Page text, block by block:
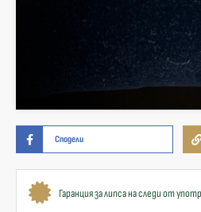
Сподели
Гаранция за липса на следи от